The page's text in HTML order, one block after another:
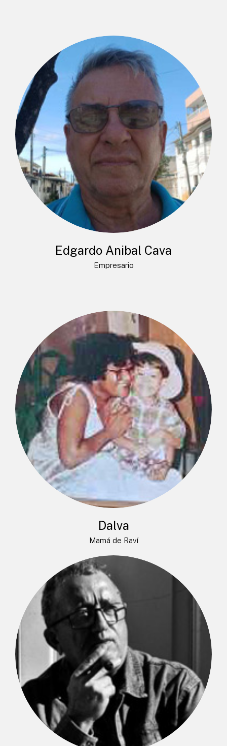
Edgardo Anibal Cava
Empresario
Dalva
Mamá de Raví